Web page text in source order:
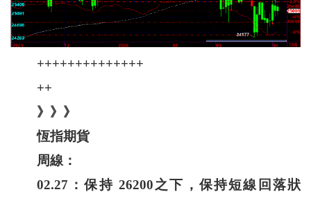
++++++++++++++
++
》》》
恆指期貨
周線：
02.27：保持 26200之下，保持短線回落狀